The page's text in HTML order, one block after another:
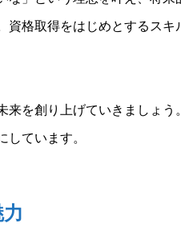
資格取得をはじめとするス
来を創り上げていきましょう。
しています。